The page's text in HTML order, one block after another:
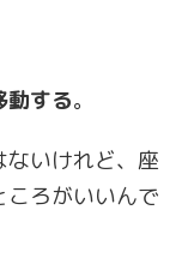
する。
いけれど、座
ろがいいんで